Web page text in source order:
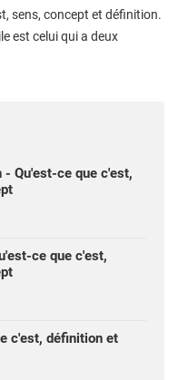
sens, concept et définition.
est celui qui a deux
- Qu'est-ce que c'est,
ce que c'est,
c'est, définition et